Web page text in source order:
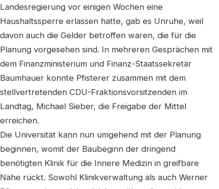
Landesregierung vor einigen Wochen eine
Haushaltssperre erlassen hatte, gab es Unruhe, weil
davon auch die Gelder betroffen waren, die für die
Planung vorgesehen sind. In mehreren Gesprächen mit
dem Finanzministerium und Finanz-Staatssekretär
Baumhauer konnte Pfisterer zusammen mit dem
stellvertretenden CDU-Fraktionsvorsitzenden im
Landtag, Michael Sieber, die Freigabe der Mittel
erreichen.
Die Universität kann nun umgehend mit der Planung
beginnen, womit der Baubeginn der dringend
benötigten Klinik für die Innere Medizin in greifbare
Nähe rückt. Sowohl Klinikverwaltung als auch Werner